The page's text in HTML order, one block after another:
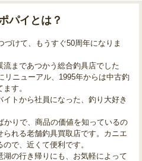
パイとは？
づけて、もうすぐ50周年になりま
まであつかう総合釣具店でした
リニューアル、1995年からは中古釣
す。
トから社員になった、釣り大好き
かりで、商品の価値を知っているの
れる老舗釣具買取店です。カニエ
で、近くて便利です。
の行き帰りにも、お気軽によって